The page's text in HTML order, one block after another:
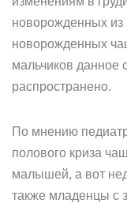
новорожденных
новорожденных
мальчиков данное
распространено.
По мнению
полового криза
малышей, а вот
также младенцы с